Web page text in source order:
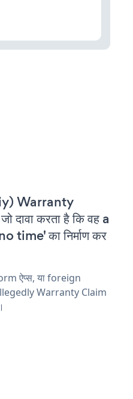
Warranty
करता है कि वह a
का निर्माण कर
ऐप्स, या foreign
Warranty Claim